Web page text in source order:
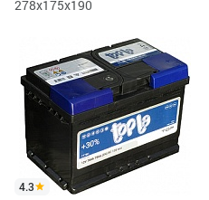
278x175x190
4.3